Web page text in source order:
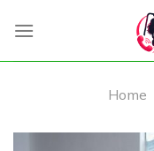
Home